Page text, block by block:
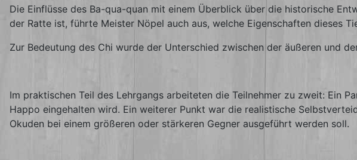
Die Einflüsse des Ba-qua-quan mit einem Überblick über die historische
der Ratte ist, führte Meister Nöpel auch aus, welche Eigenschaften dieses
Zur Bedeutung des Chi wurde der Unterschied zwischen der äußeren und
Im praktischen Teil des Lehrgangs arbeiteten die Teilnehmer zu zweit: Ein
Happo eingehalten wird. Ein weiterer Punkt war die realistische
Okuden bei einem größeren oder stärkeren Gegner ausgeführt werden soll.